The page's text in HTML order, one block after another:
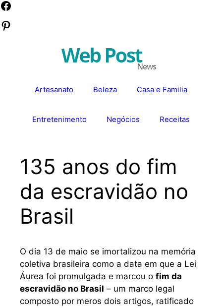
Pular
o
Artesanato Beleza Casa e Familia
Entretenimento Negócios Receitas
135 anos do fim
da escravidão no
Brasil
O dia 13 de maio se imortalizou na memória
coletiva brasileira como a data em que a Lei
Áurea foi promulgada e marcou o fim da
escravidão no Brasil – um marco legal
composto por meros dois artigos, ratificado